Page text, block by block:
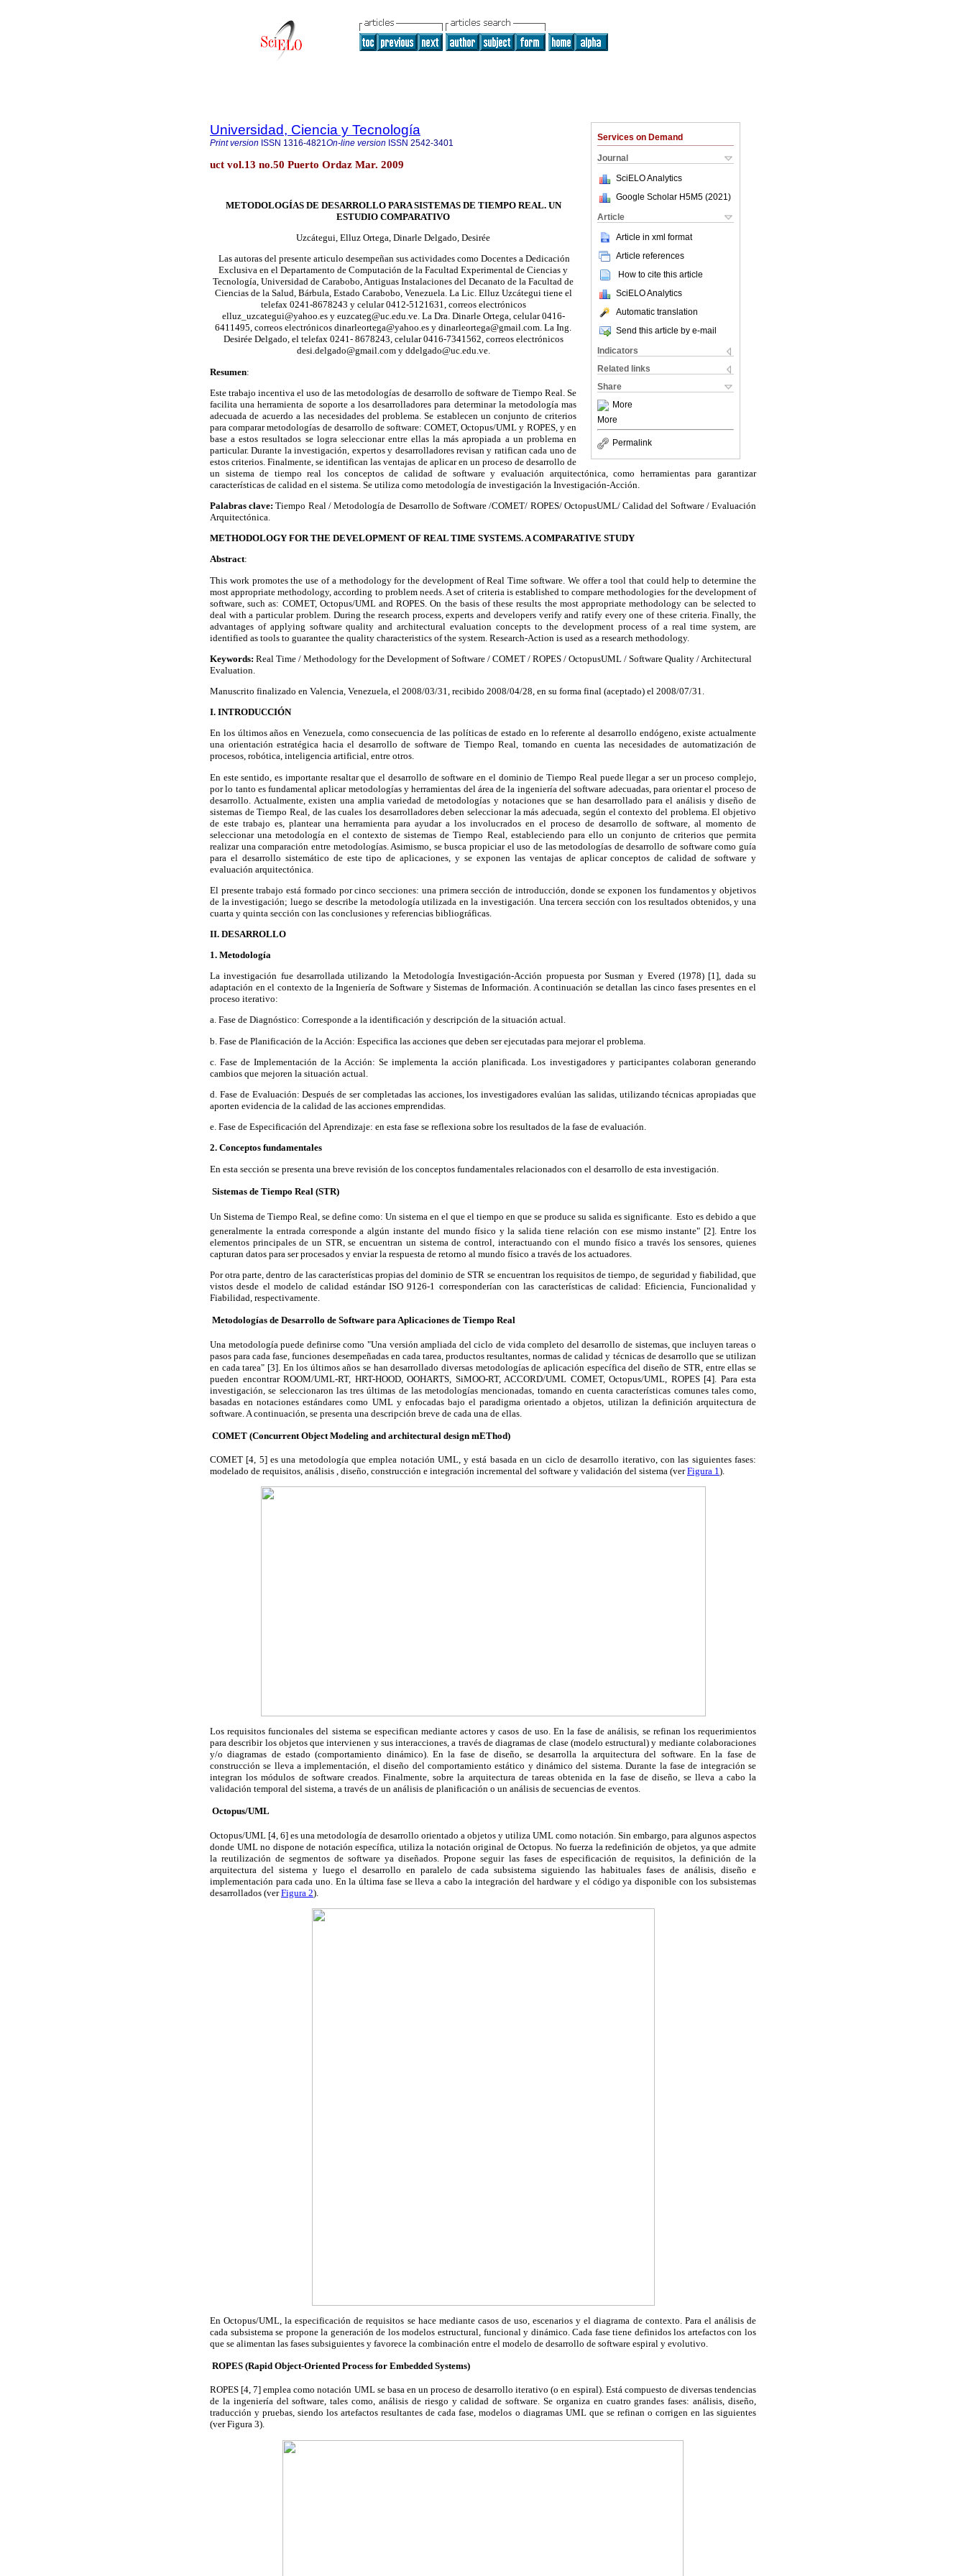
Services on Demand
Journal
SciELO Analytics
Google Scholar H5M5 (2021 )
Article
Article in xml format
Article references
How to cite this article
SciELO Analytics
Automatic translation
Send this article by e-mail
Indicators
Related links
Share
More
More
Permalink
Universidad, Ciencia y Tecnología
Print version ISSN 1316-4821On-line version ISSN 2542-3401
uct vol.13 no.50 Puerto Ordaz Mar. 2009
METODOLOGÍAS DE DESARROLLO PARA SISTEMAS DE TIEMPO REAL. UN
ESTUDIO COMPARATIVO
Uzcátegui, Elluz Ortega, Dinarle Delgado, Desirée
Las autoras del presente articulo desempeñan sus actividades como Docentes a Dedicación
Exclusiva en el Departamento de Computación de la Facultad Experimental de Ciencias y
Tecnología, Universidad de Carabobo, Antiguas Instalaciones del Decanato de la Facultad de
Ciencias de la Salud, Bárbula, Estado Carabobo, Venezuela. La Lic. Elluz Uzcátegui tiene el
telefax 0241-8678243 y celular 0412-5121631, correos electrónicos
elluz_uzcategui@yahoo.es y euzcateg@uc.edu.ve. La Dra. Dinarle Ortega, celular 0416-
6411495, correos electrónicos dinarleortega@yahoo.es y dinarleortega@gmail.com. La Ing.
Desirée Delgado, el telefax 0241- 8678243, celular 0416-7341562, correos electrónicos
desi.delgado@gmail.com y ddelgado@uc.edu.ve.
Resumen:
Este trabajo incentiva el uso de las metodologías de desarrollo de software de Tiempo Real. Se
facilita una herramienta de soporte a los desarrolladores para determinar la metodología mas
adecuada de acuerdo a las necesidades del problema. Se establecen un conjunto de criterios
para comparar metodologías de desarrollo de software: COMET, Octopus/UML y ROPES, y en
base a estos resultados se logra seleccionar entre ellas la más apropiada a un problema en
particular. Durante la investigación, expertos y desarrolladores revisan y ratifican cada uno de
estos criterios. Finalmente, se identifican las ventajas de aplicar en un proceso de desarrollo de
un sistema de tiempo real los conceptos de calidad de software y evaluación arquitectónica, como herramientas para garantizar
características de calidad en el sistema. Se utiliza como metodología de investigación la Investigación-Acción.
Palabras clave: Tiempo Real / Metodología de Desarrollo de Software /COMET/ ROPES/ OctopusUML/ Calidad del Software / Evaluación
Arquitectónica.
METHODOLOGY FOR THE DEVELOPMENT OF REAL TIME SYSTEMS. A COMPARATIVE STUDY
Abstract:
This work promotes the use of a methodology for the development of Real Time software. We offer a tool that could help to determine the
most appropriate methodology, according to problem needs. A set of criteria is established to compare methodologies for the development of
software, such as: COMET, Octopus/UML and ROPES. On the basis of these results the most appropriate methodology can be selected to
deal with a particular problem. During the research process, experts and developers verify and ratify every one of these criteria. Finally, the
advantages of applying software quality and architectural evaluation concepts to the development process of a real time system, are
identified as tools to guarantee the quality characteristics of the system. Research-Action is used as a research methodology.
Keywords: Real Time / Methodology for the Development of Software / COMET / ROPES / OctopusUML / Software Quality / Architectural
Evaluation.
Manuscrito finalizado en Valencia, Venezuela, el 2008/03/31, recibido 2008/04/28, en su forma final (aceptado) el 2008/07/31.
I. INTRODUCCIÓN
En los últimos años en Venezuela, como consecuencia de las políticas de estado en lo referente al desarrollo endógeno, existe actualmente
una orientación estratégica hacia el desarrollo de software de Tiempo Real, tomando en cuenta las necesidades de automatización de
procesos, robótica, inteligencia artificial, entre otros.
En este sentido, es importante resaltar que el desarrollo de software en el dominio de Tiempo Real puede llegar a ser un proceso complejo,
por lo tanto es fundamental aplicar metodologías y herramientas del área de la ingeniería del software adecuadas, para orientar el proceso de
desarrollo. Actualmente, existen una amplia variedad de metodologías y notaciones que se han desarrollado para el análisis y diseño de
sistemas de Tiempo Real, de las cuales los desarrolladores deben seleccionar la más adecuada, según el contexto del problema. El objetivo
de este trabajo es, plantear una herramienta para ayudar a los involucrados en el proceso de desarrollo de software, al momento de
seleccionar una metodología en el contexto de sistemas de Tiempo Real, estableciendo para ello un conjunto de criterios que permita
realizar una comparación entre metodologías. Asimismo, se busca propiciar el uso de las metodologías de desarrollo de software como guía
para el desarrollo sistemático de este tipo de aplicaciones, y se exponen las ventajas de aplicar conceptos de calidad de software y
evaluación arquitectónica.
El presente trabajo está formado por cinco secciones: una primera sección de introducción, donde se exponen los fundamentos y objetivos
de la investigación; luego se describe la metodología utilizada en la investigación. Una tercera sección con los resultados obtenidos, y una
cuarta y quinta sección con las conclusiones y referencias bibliográficas.
II. DESARROLLO
1. Metodología
La investigación fue desarrollada utilizando la Metodología Investigación-Acción propuesta por Susman y Evered (1978) [1], dada su
adaptación en el contexto de la Ingeniería de Software y Sistemas de Información. A continuación se detallan las cinco fases presentes en el
proceso iterativo:
a. Fase de Diagnóstico: Corresponde a la identificación y descripción de la situación actual.
b. Fase de Planificación de la Acción: Especifica las acciones que deben ser ejecutadas para mejorar el problema.
c. Fase de Implementación de la Acción: Se implementa la acción planificada. Los investigadores y participantes colaboran generando
cambios que mejoren la situación actual.
d. Fase de Evaluación: Después de ser completadas las acciones, los investigadores evalúan las salidas, utilizando técnicas apropiadas que
aporten evidencia de la calidad de las acciones emprendidas.
e. Fase de Especificación del Aprendizaje: en esta fase se reflexiona sobre los resultados de la fase de evaluación.
2. Conceptos fundamentales
En esta sección se presenta una breve revisión de los conceptos fundamentales relacionados con el desarrollo de esta investigación.
 Sistemas de Tiempo Real (STR)
Un Sistema de Tiempo Real, se define como: Un sistema en el que el tiempo en que se produce su salida es significante. Esto es debido a que
generalmente la entrada corresponde a algún instante del mundo físico y la salida tiene relación con ese mismo instante" [2]. Entre los
elementos principales de un STR, se encuentran un sistema de control, interactuando con el mundo físico a través los sensores, quienes
capturan datos para ser procesados y enviar la respuesta de retorno al mundo físico a través de los actuadores.
Por otra parte, dentro de las características propias del dominio de STR se encuentran los requisitos de tiempo, de seguridad y fiabilidad, que
vistos desde el modelo de calidad estándar ISO 9126-1 corresponderían con las características de calidad: Eficiencia, Funcionalidad y
Fiabilidad, respectivamente.
 Metodologías de Desarrollo de Software para Aplicaciones de Tiempo Real
Una metodología puede definirse como "Una versión ampliada del ciclo de vida completo del desarrollo de sistemas, que incluyen tareas o
pasos para cada fase, funciones desempeñadas en cada tarea, productos resultantes, normas de calidad y técnicas de desarrollo que se utilizan
en cada tarea" [3]. En los últimos años se han desarrollado diversas metodologías de aplicación específica del diseño de STR, entre ellas se
pueden encontrar ROOM/UML-RT, HRT-HOOD, OOHARTS, SiMOO-RT, ACCORD/UML COMET, Octopus/UML, ROPES [4]. Para esta
investigación, se seleccionaron las tres últimas de las metodologías mencionadas, tomando en cuenta características comunes tales como,
basadas en notaciones estándares como UML y enfocadas bajo el paradigma orientado a objetos, utilizan la definición arquitectura de
software. A continuación, se presenta una descripción breve de cada una de ellas.
 COMET (Concurrent Object Modeling and architectural design mEThod)
COMET [4, 5] es una metodología que emplea notación UML, y está basada en un ciclo de desarrollo iterativo, con las siguientes fases:
modelado de requisitos, análisis , diseño, construcción e integración incremental del software y validación del sistema (verFigura 1 ).
Los requisitos funcionales del sistema se especifican mediante actores y casos de uso. En la fase de análisis, se refinan los requerimientos
para describir los objetos que intervienen y sus interacciones, a través de diagramas de clase (modelo estructural) y mediante colaboraciones
y/o diagramas de estado (comportamiento dinámico). En la fase de diseño, se desarrolla la arquitectura del software. En la fase de
construcción se lleva a implementación, el diseño del comportamiento estático y dinámico del sistema. Durante la fase de integración se
integran los módulos de software creados. Finalmente, sobre la arquitectura de tareas obtenida en la fase de diseño, se lleva a cabo la
validación temporal del sistema, a través de un análisis de planificación o un análisis de secuencias de eventos.
 Octopus/UML
Octopus/UML [4, 6] es una metodología de desarrollo orientado a objetos y utiliza UML como notación. Sin embargo, para algunos aspectos
donde UML no dispone de notación específica, utiliza la notación original de Octopus. No fuerza la redefinición de objetos, ya que admite
la reutilización de segmentos de software ya diseñados. Propone seguir las fases de especificación de requisitos, la definición de la
arquitectura del sistema y luego el desarrollo en paralelo de cada subsistema siguiendo las habituales fases de análisis, diseño e
implementación para cada uno. En la última fase se lleva a cabo la integración del hardware y el código ya disponible con los subsistemas
desarrollados (verFigura 2).
En Octopus/UML, la especificación de requisitos se hace mediante casos de uso, escenarios y el diagrama de contexto. Para el análisis de
cada subsistema se propone la generación de los modelos estructural, funcional y dinámico. Cada fase tiene definidos los artefactos con los
que se alimentan las fases subsiguientes y favorece la combinación entre el modelo de desarrollo de software espiral y evolutivo.
 ROPES (Rapid Object-Oriented Process for Embedded Systems)
ROPES [4, 7] emplea como notación UML se basa en un proceso de desarrollo iterativo (o en espiral). Está compuesto de diversas tendencias
de la ingeniería del software, tales como, análisis de riesgo y calidad de software. Se organiza en cuatro grandes fases: análisis, diseño,
traducción y pruebas, siendo los artefactos resultantes de cada fase, modelos o diagramas UML que se refinan o corrigen en las siguientes
(verFigura 3).